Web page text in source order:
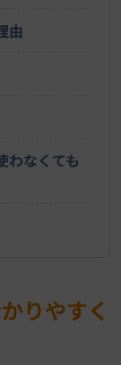
由
わなくても
りやすく